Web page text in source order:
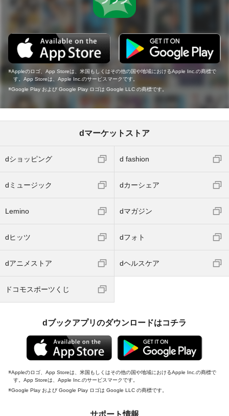
Appleのロゴ、App Storeは、米国もしくはその他の国や地域におけるApple Inc.の商標で
す。App Storeは、Apple Inc.のサービスマークです。
Google Play および Google Play ロゴは Google LLC の商標です。
dマーケットストア
dショッピング d fashion
dミュージック dカーシェア
Lemino dマガジン
dヒッツ dフォト
dアニメストア dヘルスケア
ドコモスポーツくじ
dブックアプリのダウンロードはコチラ
Appleのロゴ、App Storeは、米国もしくはその他の国や地域におけるApple Inc.の商標で
す。App Storeは、Apple Inc.のサービスマークです。
Google Play および Google Play ロゴは Google LLC の商標です。
サポート情報